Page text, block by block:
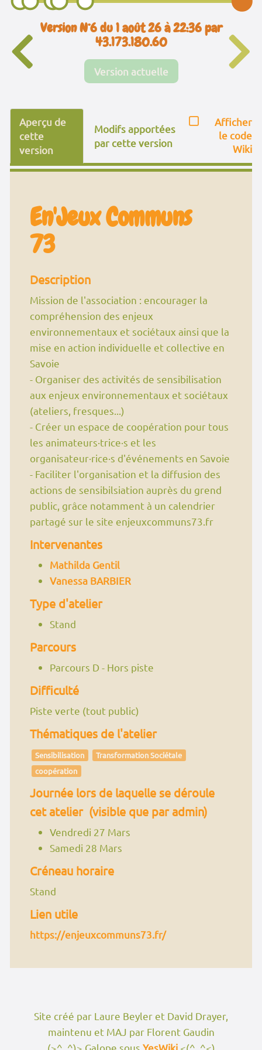
Version N°6 du 1 août 26 à 22:36 par
43.173.180.60
Version actuelle
Aperçu de
cette
version
Modifs apportées
par cette version
Afficher
le code
Wiki
En'Jeux Communs
73
Description
Mission de l'association : encourager la
compréhension des enjeux
environnementaux et sociétaux ainsi que la
mise en action individuelle et collective en
Savoie
- Organiser des activités de sensibilisation
aux enjeux environnementaux et sociétaux
(ateliers, fresques...)
- Créer un espace de coopération pour tous
les animateurs·trice·s et les
organisateur·rice·s d'événements en Savoie
- Faciliter l'organisation et la diffusion des
actions de sensibilsiation auprès du grend
public, grâce notamment à un calendrier
partagé sur le site enjeuxcommuns73.fr
Intervenantes
Mathilda Gentil
Vanessa BARBIER
Type d'atelier
Stand
Parcours
Parcours D - Hors piste
Difficulté
Piste verte (tout public)
Thématiques de l'atelier
Sensibilisation
Transformation Sociétale
coopération
Journée lors de laquelle se déroule
cet atelier (visible que par admin)
Vendredi 27 Mars
Samedi 28 Mars
Créneau horaire
Stand
Lien utile
https://enjeuxcommuns73.fr/
Site créé par Laure Beyler et David Drayer,
maintenu et MAJ par Florent Gaudin
(>^_^)> Galope sous YesWiki<(^_^<)